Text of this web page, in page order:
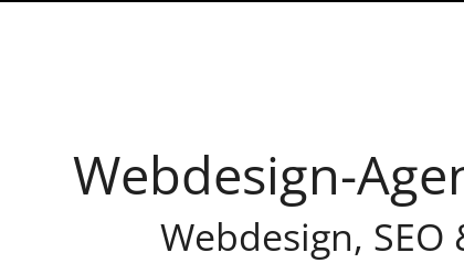
Webdesign-
Webdesign,